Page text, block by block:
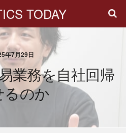
TODAY
年7月29日
業務を自社回帰
るのか